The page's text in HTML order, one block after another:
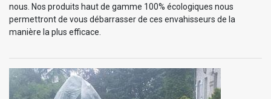
nous. Nos produits haut de gamme 100% écologiques nous
permettront de vous débarrasser de ces envahisseurs de la
manière la plus efficace.